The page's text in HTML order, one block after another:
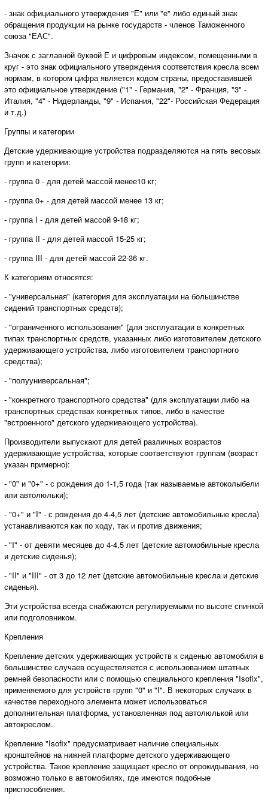
- знак официального утверждения "Е" или "е" либо единый знак
обращения продукции на рынке государств - членов Таможенного
союза "ЕАС".
Значок с заглавной буквой Е и цифровым индексом, помещенными в
круг - это знак официального утверждения соответствия кресла всем
нормам, в котором цифра является кодом страны, предоставившей
это официальное утверждение ("1" - Германия, "2" - Франция, "3" -
Италия, "4" - Нидерланды, "9" - Испания, "22"- Российская Федерация
и т.д.)
Группы и категории
Детские удерживающие устройства подразделяются на пять весовых
групп и категории:
- группа 0 - для детей массой менее10 кг;
- группа 0+ - для детей массой менее 13 кг;
- группа I - для детей массой 9-18 кг;
- группа II - для детей массой 15-25 кг;
- группа III - для детей массой 22-36 кг.
К категориям относятся:
- "универсальная" (категория для эксплуатации на большинстве
сидений транспортных средств);
- "ограниченного использования" (для эксплуатации в конкретных
типах транспортных средств, указанных либо изготовителем детского
удерживающего устройства, либо изготовителем транспортного
средства);
- "полууниверсальная";
- "конкретного транспортного средства" (для эксплуатации либо на
транспортных средствах конкретных типов, либо в качестве
"встроенного" детского удерживающего устройства).
Производители выпускают для детей различных возрастов
удерживающие устройства, которые соответствуют группам (возраст
указан примерно):
- "0" и "0+" - с рождения до 1-1,5 года (так называемые автоколыбели
или автолюльки);
- "0+" и "I" - с рождения до 4-4,5 лет (детские автомобильные кресла)
устанавливаются как по ходу, так и против движения;
- "I" - от девяти месяцев до 4-4,5 лет (детские автомобильные кресла
и детские сиденья);
- "II" и "III" - от 3 до 12 лет (детские автомобильные кресла и детские
сиденья).
Эти устройства всегда снабжаются регулируемыми по высоте спинкой
или подголовником.
Крепления
Крепление детских удерживающих устройств к сиденью автомобиля в
большинстве случаев осуществляется с использованием штатных
ремней безопасности или с помощью специального крепления "Isofix",
применяемого для устройств групп "0" и "I". В некоторых случаях в
качестве переходного элемента может использоваться
дополнительная платформа, установленная под автолюлькой или
автокреслом.
Крепление "Isofix" предусматривает наличие специальных
кронштейнов на нижней платформе детского удерживающего
устройства. Такое крепление защищает кресло от опрокидывания, но
возможно только в автомобилях, где имеются подобные
приспособления.